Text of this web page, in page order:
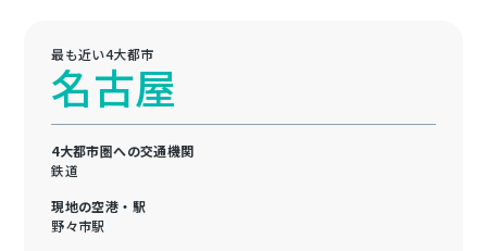
最も近い4大都市
名古屋
4大都市圏への交通機関
鉄道
現地の空港・駅
野々市駅